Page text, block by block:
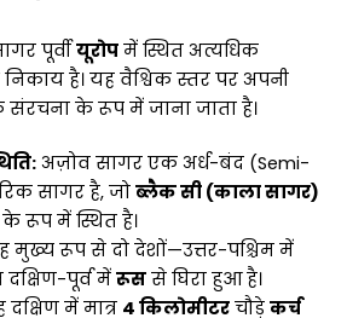
पूर्वीयूरोपमें स्थित अत्यधिक
है। यह वैश्विक स्तर पर अपनी
संरचना के रूप में जाना जाता है।
अज़ोव सागर एक अर्ध-बंद (Semi-
सागर है, जो ब्लैक सी (काला सागर)
के रूप में स्थित है।
मुख्य रूप से दो देशों—उत्तर-पश्चिम में
पूर्व मेंरूससे घिरा हुआ है।
में मात्र 4 किलोमीटरचौड़े कर्च